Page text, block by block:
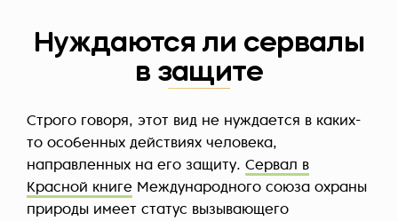
Нуждаются ли сервалы
в защите
Строго говоря, этот вид не нуждается в каких-
то особенных действиях человека,
направленных на его защиту. Сервал в
Красной книге Международного союза охраны
природы имеет статус вызывающего